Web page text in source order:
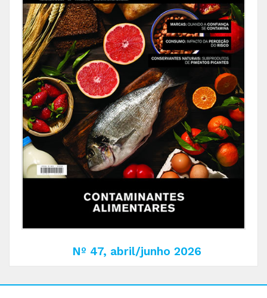
Nº 47, abril/junho 2026